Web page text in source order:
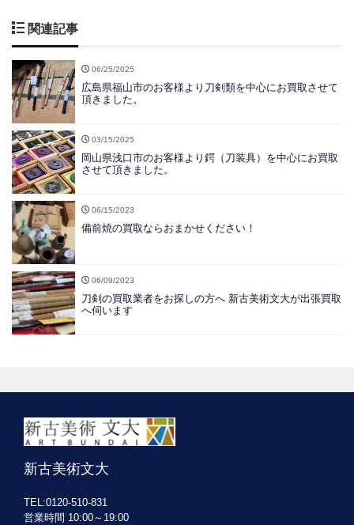
関連記事
06/25/2025
広島県福山市のお客様より刀剣類を中心にお買取させて
頂きました。
03/15/2025
岡山県浅口市のお客様より鍔（刀装具）を中心にお買取
させて頂きました。
06/15/2023
備前焼の買取ならおまかせください！
06/09/2023
刀剣の買取業者をお探しの方へ 新古美術文大が出張買取
へ伺います
新古美術文大
TEL:0120-510-831
営業時間 10:00～19:00